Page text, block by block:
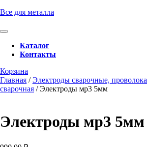
Перейти
содержимому
Все для металла
Кнопка
ОткрытьКаталог
Контакты
Кнопка
Закрыть
Корзина
консультацию
Главная /Электроды сварочные, проволока
сварочная / Электроды мр3 5мм
Электроды мр3 5мм